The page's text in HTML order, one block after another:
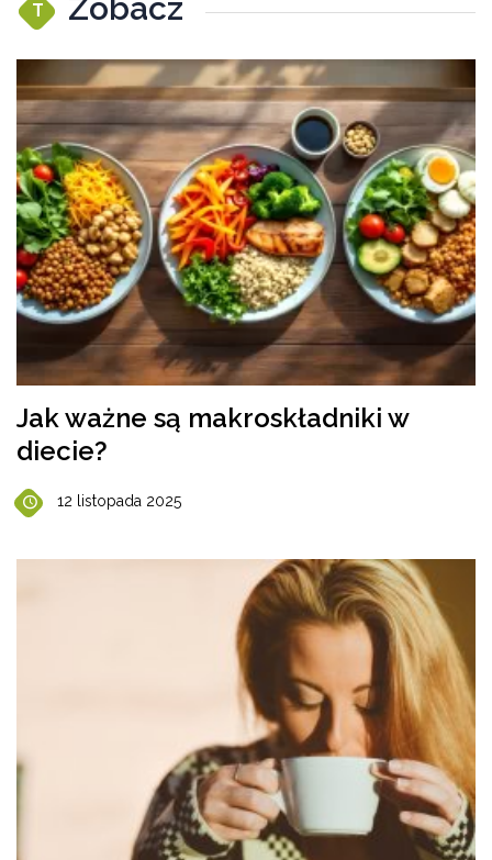
T Zobacz
Jak ważne są makroskładniki w
diecie?
12 listopada 2025